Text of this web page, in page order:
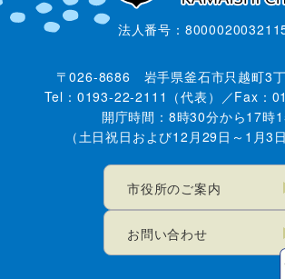
法人番号：
〒026-8686 岩手県釜石市只越町3
Tel：0193-22-2111（代表）／Fax：
開庁時間：8時30分から17時
（土日祝日および12月29日～1月3
市役所のご案内
お問い合わせ